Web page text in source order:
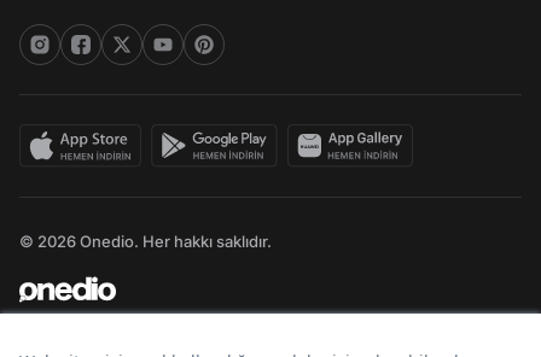
© 2026 Onedio. Her hakkı saklıdır.